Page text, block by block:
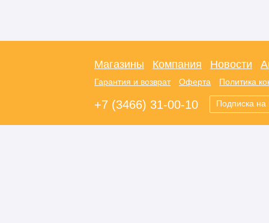
Магазины Компания Новости
Гарантия и возврат Оферта Политика
+7 (3466) 31-00-10 Подписка на